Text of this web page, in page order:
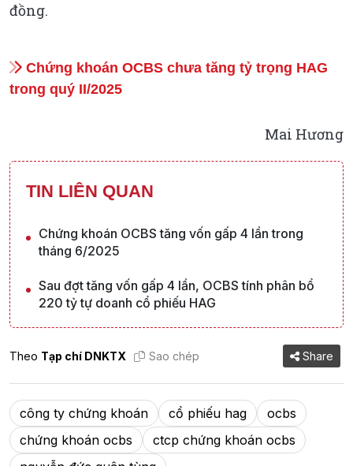
đồng.
Chứng khoán OCBS chưa tăng tỷ trọng HAG
trong quý II/2025
Mai Hương
TIN LIÊN QUAN
Chứng khoán OCBS tăng vốn gấp 4 lần trong
tháng 6/2025
Sau đợt tăng vốn gấp 4 lần, OCBS tính phân bổ
220 tỷ tự doanh cổ phiếu HAG
Theo Tạp chí DNKTX Sao chép Share
công ty chứng khoán cổ phiếu hag
ocbs
chứng khoán ocbs
ctcp chứng khoán ocbs